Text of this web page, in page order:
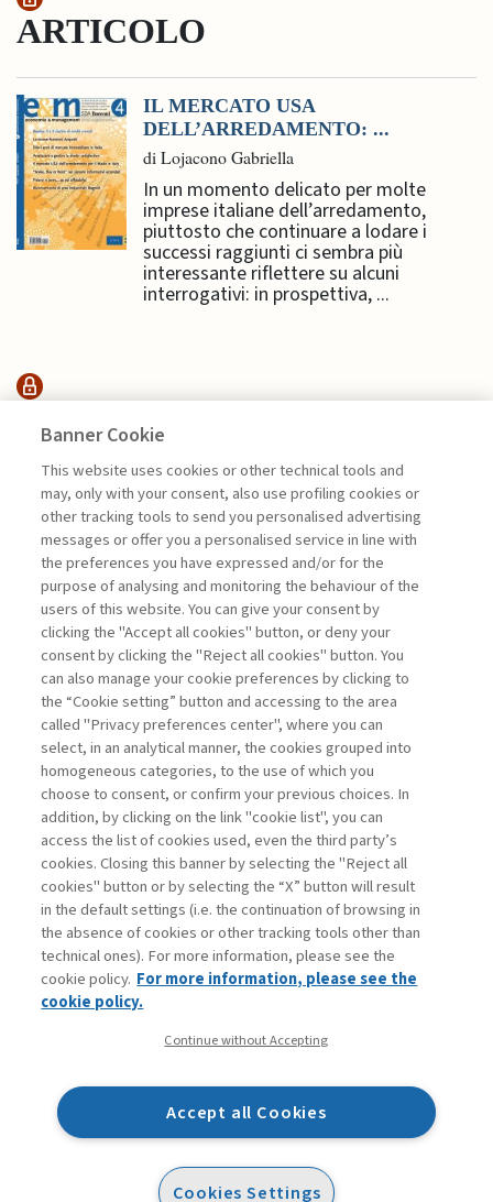
ARTICOLO
IL MERCATO USA
DELL’ARREDAMENTO: ...
di Lojacono Gabriella
In un momento delicato per molte
imprese italiane dell’arredamento,
piuttosto che continuare a lodare i
successi raggiunti ci sembra più
interessante riflettere su alcuni
interrogativi: in prospettiva, ...
SUSTAINABILITY
ESSERE O NON ESSERE: LA
SOSTENIBILITÀ ...
di Sylvie Goulard, Francesco Perrini, Stefano
Pogutz
La consultazione dei libri è riservata esclusivamente
agli abbonati Premium
Legenda: Accedi Per registrati Per abbonati
Contatti
Abbonamenti
Archivio rubriche
Privacy
Dichiarazione di accessibilità
Mappa del sito
Banner Cookie
This website uses cookies or other technical tools and
may, only with your consent, also use profiling cookies or
other tracking tools to send you personalised advertising
messages or offer you a personalised service in line with
the preferences you have expressed and/or for the
purpose of analysing and monitoring the behaviour of the
users of this website. You can give your consent by
clicking the "Accept all cookies" button, or deny your
consent by clicking the "Reject all cookies" button. You
can also manage your cookie preferences by clicking to
the “Cookie setting” button and accessing to the area
called "Privacy preferences center", where you can
select, in an analytical manner, the cookies grouped into
homogeneous categories, to the use of which you
choose to consent, or confirm your previous choices. In
addition, by clicking on the link "cookie list", you can
access the list of cookies used, even the third party’s
cookies. Closing this banner by selecting the "Reject all
cookies" button or by selecting the “X” button will result
in the default settings (i.e. the continuation of browsing in
the absence of cookies or other tracking tools other than
technical ones). For more information, please see the
cookie policy. For more information, please see the
cookie policy.
Continue without Accepting
Accept all Cookies
Cookies Settings